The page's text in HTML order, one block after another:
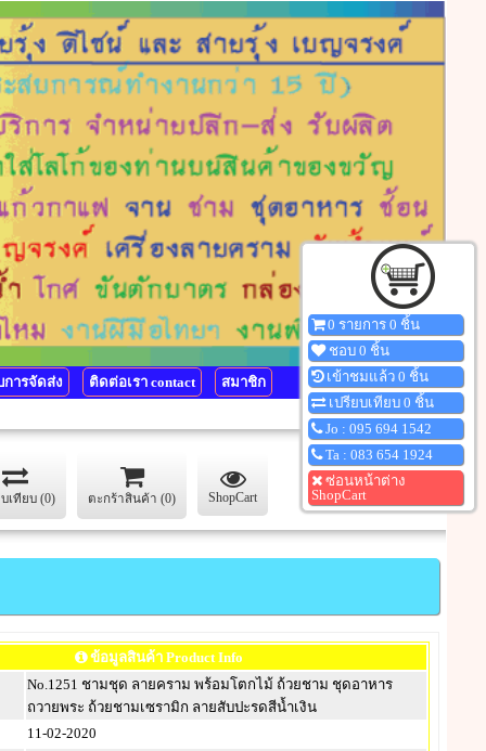
ารจัดส่ง ติดต่อเรา contact สมาชิก
บเทียบ (0) ตะกร้าสินค้า (0) ShopCart
ข้อมูลสินค้า Product Info
No.1251 ชามชุด ลายคราม พร้อมโตกไม้ ถ้วยชาม ชุดอาหาร
ถวายพระ ถ้วยชามเซรามิก ลายสับปะรดสีน้ำเงิน
11-02-2020
0 รายการ 0 ชิ้น
ชอบ 0 ชิ้น
เข้าชมแล้ว 0 ชิ้น
เปรียบเทียบ 0 ชิ้น
Jo : 095 694 1542
Ta : 083 654 1924
ซ่อนหน้าต่าง
ShopCart